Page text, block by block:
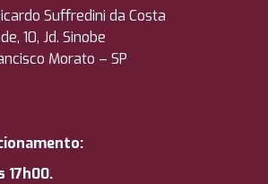
Suffredini da Costa
10, Jd. Sinobe
Morato – SP
17h00.